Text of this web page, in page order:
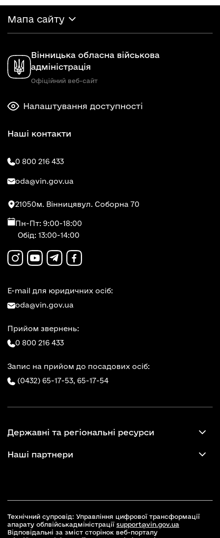
Мапа сайту
Вінницька обласна військова
адміністрація
Офіційний веб-сайт
Налаштування доступності
Наші контакти
0 800 216 433
oda@vin.gov.ua
21050м. Вінницявул. Соборна 70
Пн-Пт: 9:00-18:00
Обід: 13:00-14:00
E-mail для юридичних осіб:
oda@vin.gov.ua
Прийом звернень:
0 800 216 433
Запис на прийом до посадових осіб:
(0432) 65-17-53, 65-17-54
Державні та регіональні ресурси
Наші партнери
Технічний супровід: Управління цифрової трансформації
апарату облвійськадміністрації support@vin.gov.ua
Відповідальні за зміст сторінок веб-порталу